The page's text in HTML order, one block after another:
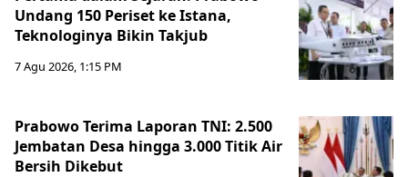
Undang 150 Periset ke Istana,
Teknologinya Bikin Takjub
7 Agu 2026, 1:15 PM
Prabowo Terima Laporan TNI: 2.500
Jembatan Desa hingga 3.000 Titik Air
Bersih Dikebut